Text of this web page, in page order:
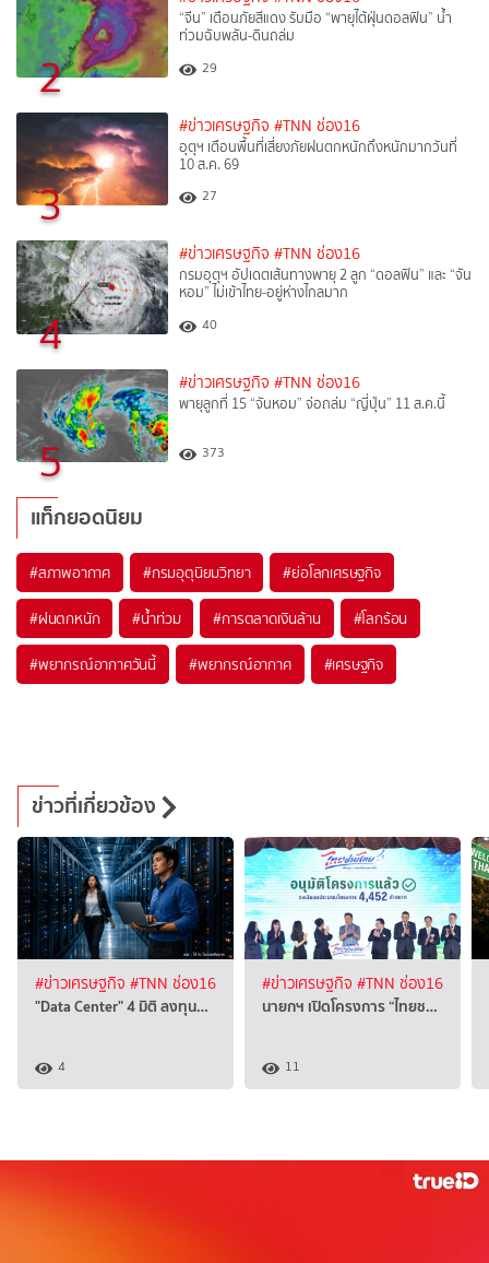
2
“จีน” เตือนภัยสีแดง รับมือ “พายุไต้ฝุ่นดอลฟิน” น้ำ
ท่วมฉับพลัน-ดินถล่ม
29
3
#ข่าวเศรษฐกิจ #TNN ช่อง16
อุตุฯ เตือนพื้นที่เสี่ยงภัยฝนตกหนักถึงหนักมากวันที่
10 ส.ค. 69
27
4
#ข่าวเศรษฐกิจ #TNN ช่อง16
กรมอุตุฯ อัปเดตเส้นทางพายุ 2 ลูก “ดอลฟิน” และ “จัน
หอม” ไม่เข้าไทย-อยู่ห่างไกลมาก
40
5
#ข่าวเศรษฐกิจ #TNN ช่อง16
พายุลูกที่ 15 “จันหอม” จ่อถล่ม “ญี่ปุ่น” 11 ส.ค.นี้
373
แท็กยอดนิยม
#สภาพอากาศ #กรมอุตุนิยมวิทยา #ย่อโลกเศรษฐกิจ
#ฝนตกหนัก #น้ำท่วม #การตลาดเงินล้าน #โลกร้อน
#พยากรณ์อากาศวันนี้ #พยากรณ์อากาศ #เศรษฐกิจ
ข่าวที่เกี่ยวข้อง
#ข่าวเศรษฐกิจ #TNN ช่อง16
"Data Center" 4 มิติ ลงทุน…
4
#ข่าวเศรษฐกิจ #TNN ช่อง16
นายกฯ เปิดโครงการ “ไทยช…
11